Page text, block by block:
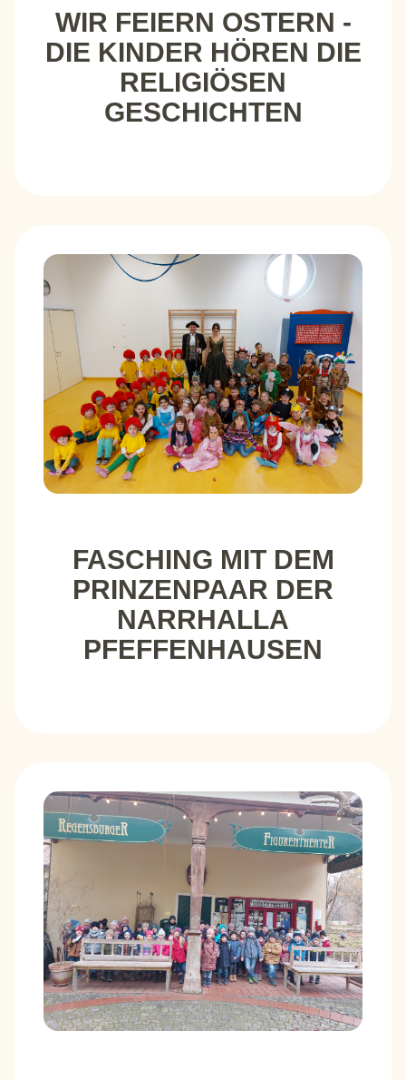
WIR FEIERN OSTERN -
DIE KINDER HÖREN DIE
RELIGIÖSEN
GESCHICHTEN
FASCHING MIT DEM
PRINZENPAAR DER
NARRHALLA
PFEFFENHAUSEN